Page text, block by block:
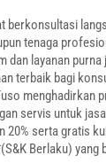
berkonsultasi
tenaga
dan layanan
terbaik bagi
menghadirkan
servis untuk
20% serta gratis
Berlaku) yang